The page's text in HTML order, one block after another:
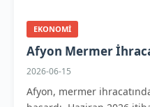
EKONOMI
Afyon Mermer
2026-06-15
Afyon, mermer